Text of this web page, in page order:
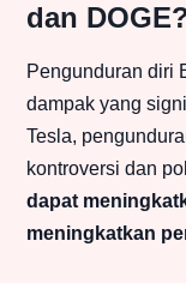
dan
Pengunduran diri
dampak yang
Tesla,
kontroversi dan
dapat
meningkatkan